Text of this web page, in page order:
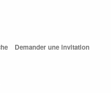
Demander une invitation